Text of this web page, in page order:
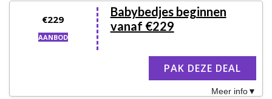
€229
AANBOD
Babybedjes beginnen
vanaf €229
PAK DEZE DEAL
Meer info